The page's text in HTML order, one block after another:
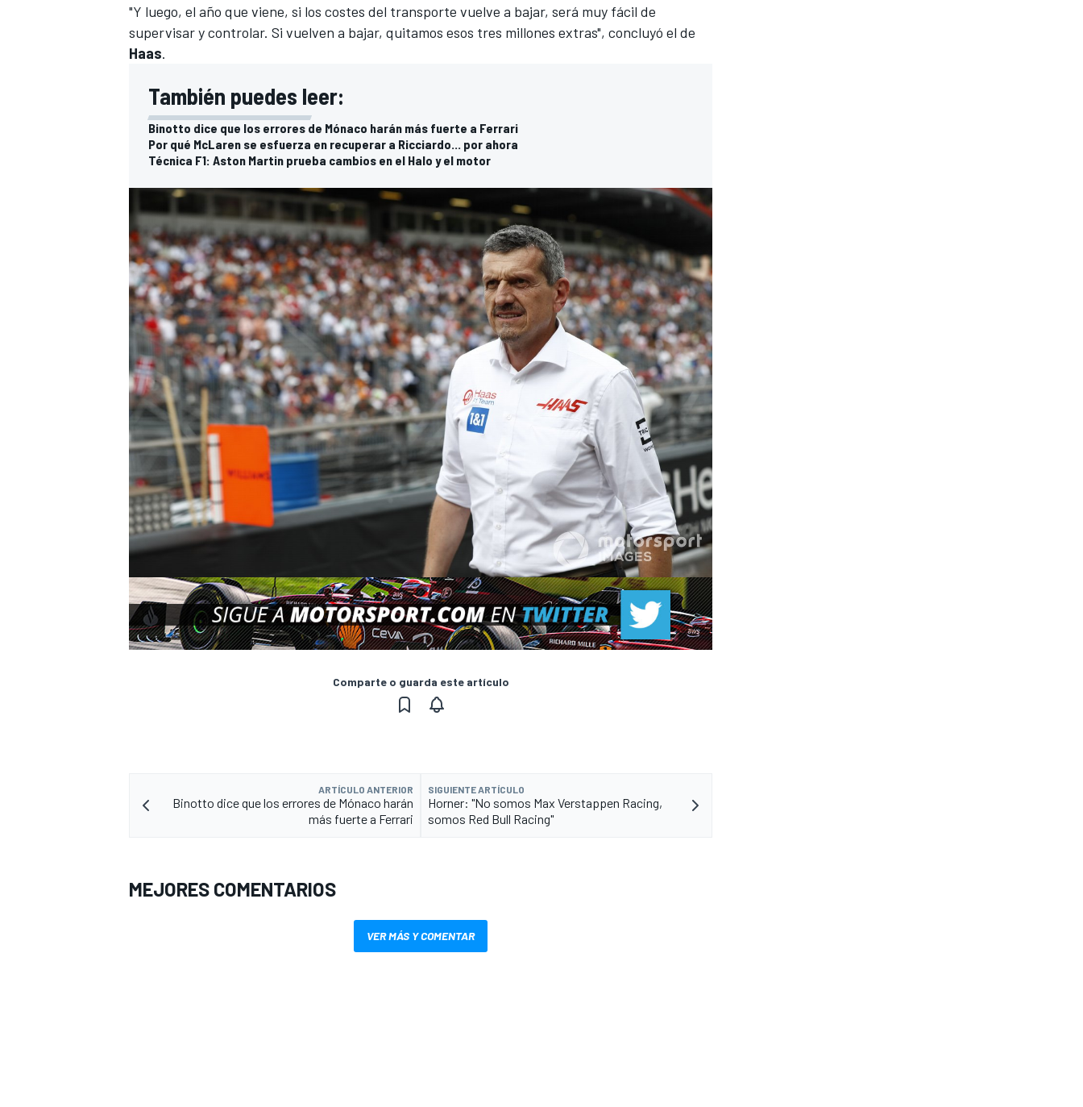
"Y luego, el año que viene, si los costes del transporte vuelve a bajar, será muy fácil de
supervisar y controlar. Si vuelven a bajar, quitamos esos tres millones extras", concluyó el de
Haas.
También puedes leer:
Binotto dice que los errores de Mónaco harán más fuerte a Ferrari
Por qué McLaren se esfuerza en recuperar a Ricciardo... por ahora
Técnica F1: Aston Martin prueba cambios en el Halo y el motor
Comparte o guarda este artículo
ARTÍCULO ANTERIOR
Binotto dice que los errores de Mónaco harán
más fuerte a Ferrari
SIGUIENTE ARTÍCULO
Horner: "No somos Max Verstappen Racing,
somos Red Bull Racing"
MEJORES COMENTARIOS
VER MÁS Y COMENTAR